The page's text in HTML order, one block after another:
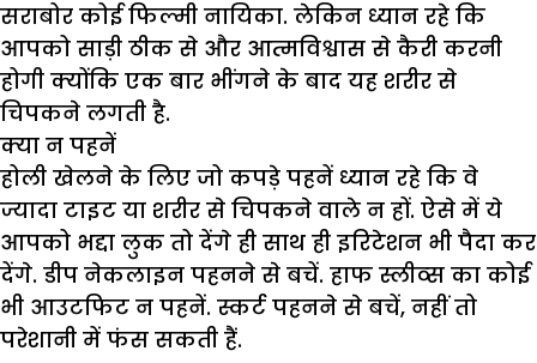
सराबोर कोई फिल्मी नायिका. लेकिन ध्यान रहे कि
आपको साड़ी ठीक से और आत्मविश्वास से कैरी करनी
होगी क्योंकि एक बार भींगने के बाद यह शरीर से
चिपकने लगती है.
क्या न पहनें
होली खेलने के लिए जो कपड़े पहनें ध्यान रहे कि वे
ज्यादा टाइट या शरीर से चिपकने वाले न हों. ऐसे में ये
आपको भद्दा लुक तो देंगे ही साथ ही इरिटेशन भी पैदा कर
देंगे. डीप नेकलाइन पहनने से बचें. हाफ स्लीव्स का कोई
भी आउटफिट न पहनें. स्कर्ट पहनने से बचें, नहीं तो
परेशानी में फंस सकती हैं.